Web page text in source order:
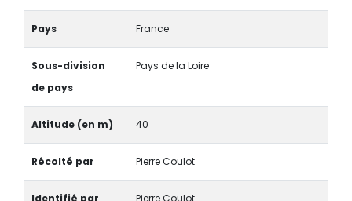
Pays France
Sous-division
de pays
Pays de la Loire
Altitude (en m) 40
Récolté par Pierre Coulot